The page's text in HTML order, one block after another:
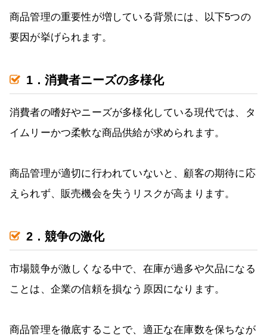
商品管理の重要性が増している背景には、以下5つの
要因が挙げられます。
1．消費者ニーズの多様化
消費者の嗜好やニーズが多様化している現代では、タ
イムリーかつ柔軟な商品供給が求められます。
商品管理が適切に行われていないと、顧客の期待に応
えられず、販売機会を失うリスクが高まります。
2．競争の激化
市場競争が激しくなる中で、在庫が過多や欠品になる
ことは、企業の信頼を損なう原因になります。
商品管理を徹底することで、適正な在庫数を保ちなが